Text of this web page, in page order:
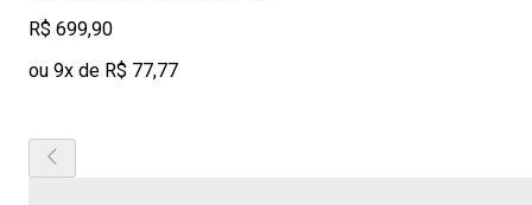
R$ 699,90
ou 9x de R$ 77,77